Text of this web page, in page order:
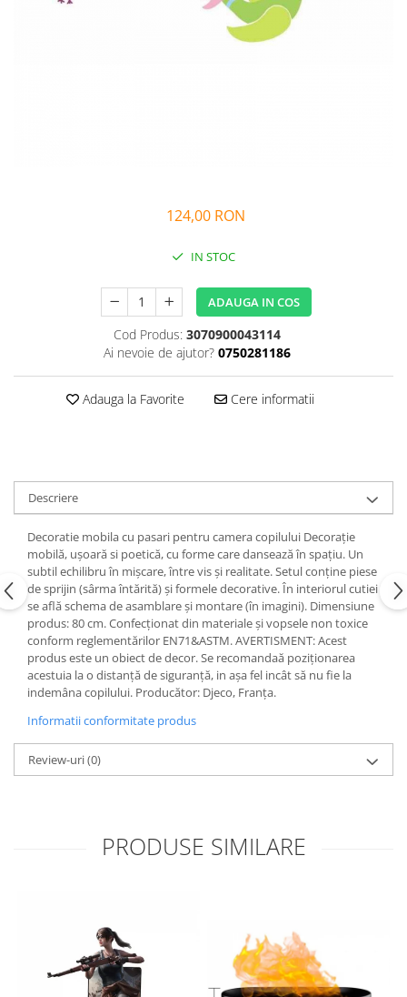
124,00 RON
IN STOC
ADAUGA IN COS
Cod Produs: 3070900043114
Ai nevoie de ajutor? 0750281186
Adauga la Favorite Cere informatii
Descriere
Decoratie mobila cu pasari pentru camera copilului Decorație
mobilă, ușoară si poetică, cu forme care dansează în spațiu. Un
subtil echilibru în mișcare, între vis și realitate. Setul conține piese
de sprijin (sârma întărită) și formele decorative. În interiorul cutiei
se află schema de asamblare și montare (în imagini). Dimensiune
produs: 80 cm. Confecționat din materiale și vopsele non toxice
conform reglementărilor EN71&ASTM. AVERTISMENT: Acest
produs este un obiect de decor. Se recomandaă poziționarea
acestuia la o distanță de siguranță, in așa fel incât să nu fie la
indemâna copilului. Producător: Djeco, Franța.
Informatii conformitate produs
Review-uri(0)
PRODUSE SIMILARE